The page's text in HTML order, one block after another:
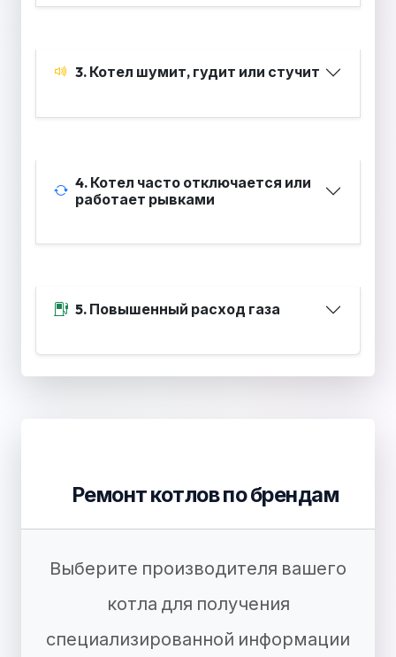
3. Котел шумит, гудит или стучит
4. Котел часто отключается или
работает рывками
5. Повышенный расход газа
Ремонт котлов по брендам
Выберите производителя вашего
котла для получения
специализированной информации